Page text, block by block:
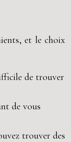
et le choix
de trouver
de vous
trouver des